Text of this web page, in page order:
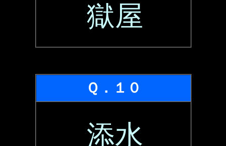
獄屋
Ｑ．１０
添水